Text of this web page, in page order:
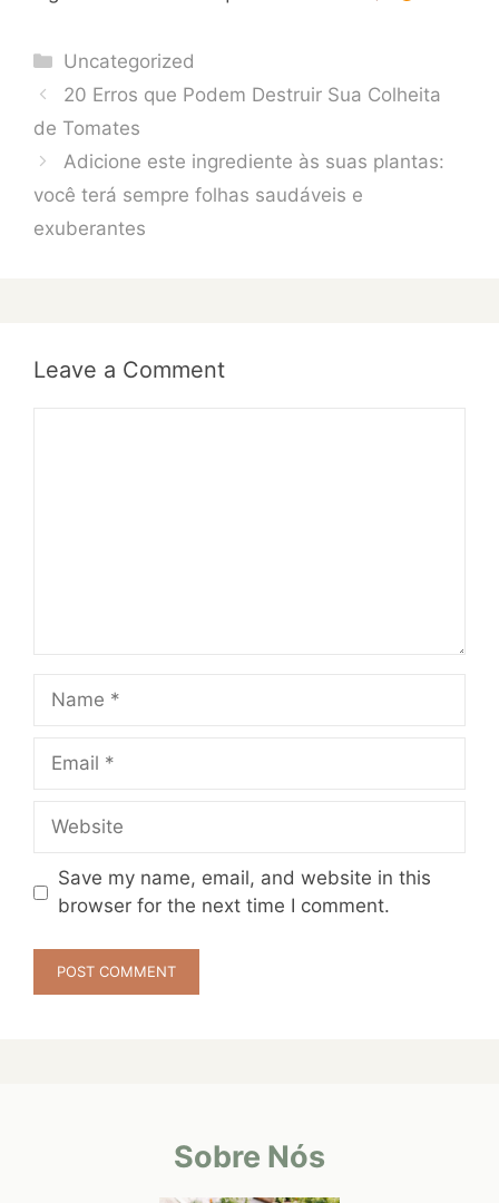
Categories
Uncategorized
20 Erros que Podem Destruir Sua Colheita
de Tomates
Adicione este ingrediente às suas plantas:
você terá sempre folhas saudáveis e
exuberantes
Leave a Comment
Name
Email
Website
Save my name, email, and website in this
browser for the next time I comment.
Sobre Nós